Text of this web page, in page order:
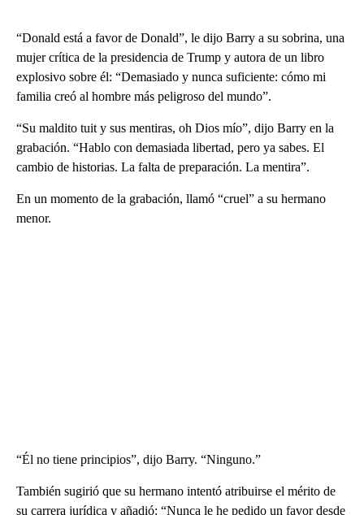
“Donald está a favor de Donald”, le dijo Barry a su sobrina, una
mujer crítica de la presidencia de Trump y autora de un libro
explosivo sobre él: “Demasiado y nunca suficiente: cómo mi
familia creó al hombre más peligroso del mundo”.
“Su maldito tuit y sus mentiras, oh Dios mío”, dijo Barry en la
grabación. “Hablo con demasiada libertad, pero ya sabes. El
cambio de historias. La falta de preparación. La mentira”.
En un momento de la grabación, llamó “cruel” a su hermano
menor.
“Él no tiene principios”, dijo Barry. “Ninguno.”
También sugirió que su hermano intentó atribuirse el mérito de
su carrera jurídica y añadió: “Nunca le he pedido un favor desde